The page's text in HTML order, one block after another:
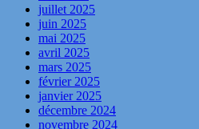
juillet 2025
juin 2025
mai 2025
avril 2025
mars 2025
février 2025
janvier 2025
décembre 2024
novembre 2024